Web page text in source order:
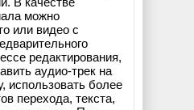
можно
или видео с
редактирования,
аудио-трек на
использовать более
перехода, текста,